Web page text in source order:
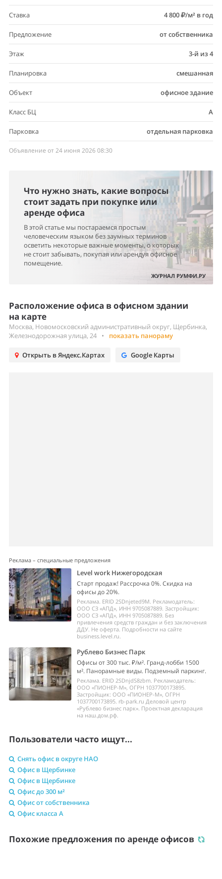
Ставка 4 800 /м² в год
Предложение от собственника
Этаж 3-й из 4
Планировка смешанная
Объект офисное здание
Класс БЦ A
Парковка отдельная парковка
Объявление от 24 июня 2026 08:30
Что нужно знать, какие вопросы
стоит задать при покупке или
аренде офиса
В этой статье мы постараемся простым
человеческим языком без заумных терминов
осветить некоторые важные моменты, о которых
не стоит забывать, покупая или арендуя офисное
помещение.
ЖУРНАЛ РУМФИ.РУ
Расположение офиса в офисном здании
на карте
Москва, Новомосковский административный округ, Щербинка,
Железнодорожная улица, 24
• показать панораму
Открыть в Яндекс.Картах Google Карты
Реклама – специальные предложения
Level work Нижегородская
Старт продаж! Рассрочка 0%. Скидка на
офисы до 20%.
Реклама. ERID 2SDnjeted9M. Рекламодатель:
ООО СЗ «АПД», ИНН 9705087889. Застройщик:
ООО СЗ «АПД», ИНН 9705087889. Без
привлечения средств граждан и без заключения
ДДУ. Не оферта. Подробности на сайте
business.level.ru.
Рублево Бизнес Парк
Офисы от 300 тыс. ₽/м². Гранд-лобби 1500
м². Панорамные виды. Подземный паркинг.
Реклама. ERID 2SDnjdS8zbm. Рекламодатель:
ООО «ПИОНЕР-М», ОГРН 1037700173895.
Застройщик: ООО «ПИОНЕР-М», ОГРН
1037700173895. rb-park.ru Деловой центр
«Рублево бизнес парк». Проектная декларация
на наш.дом.рф.
Пользователи часто ищут...
Снять офис в округе НАО
Офис в Щербинке
Офис в Щербинке
Офис до 300 м²
Офис от собственника
Офис класса A
Похожие предложения по аренде офисов